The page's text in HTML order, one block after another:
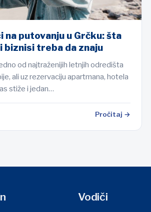
na putovanju u Grčku: šta
biznisi treba da znaju
od najtraženijih letnjih odredišta
ali uz rezervaciju apartmana, hotela
stiže i jedan…
Pročitaj →
Vodiči